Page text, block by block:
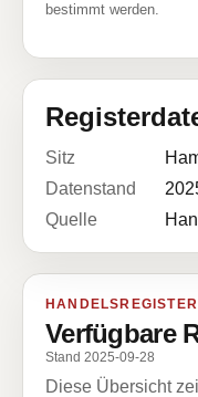
bestimmt werden.
Sitz
Datenstand
Quelle
HANDELSREGISTER
Verfügbare
Stand 2025-09-28
Diese Übersicht